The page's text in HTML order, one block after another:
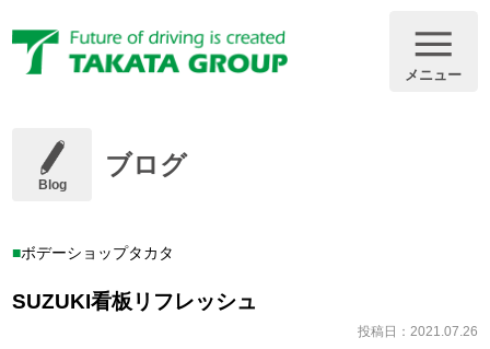
メニュー
Blog
ブログ
ボデーショップタカタ
SUZUKI看板リフレッシュ
投稿日：2021.07.26